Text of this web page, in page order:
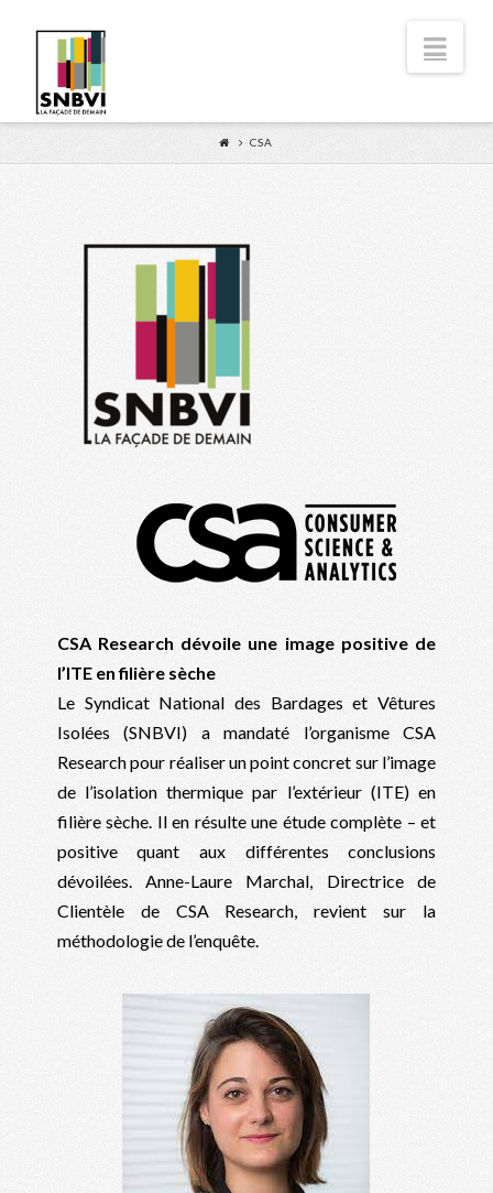
CSA
CSA Research dévoile une image positive de
l’ITE en filière sèche
Le Syndicat National des Bardages et Vêtures
Isolées (SNBVI) a mandaté l’organisme CSA
Research pour réaliser un point concret sur l’image
de l’isolation thermique par l’extérieur (ITE) en
filière sèche. Il en résulte une étude complète – et
positive quant aux différentes conclusions
dévoilées. Anne-Laure Marchal, Directrice de
Clientèle de CSA Research, revient sur la
méthodologie de l’enquête.